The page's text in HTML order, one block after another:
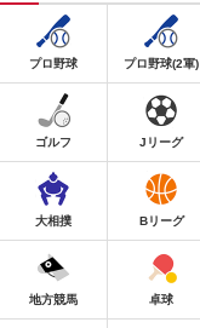
プロ野球 プロ野球(2軍)
ゴルフ Jリーグ
大相撲 Bリーグ
地方競馬 卓球